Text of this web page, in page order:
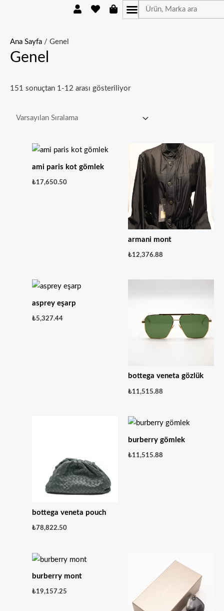
Ara
U
s
H
e
S
h
b
Ana Sayfa / Genel
Genel
151 sonuçtan 1-12 arası gösteriliyor
ami paris kot gömlek
₺17,650.50
armani mont
₺12,376.88
asprey eşarp
₺5,327.44
bottega veneta gözlük
₺11,515.88
bottega veneta pouch
₺78,822.50
burberry gömlek
₺11,515.88
burberry mont
₺19,157.25